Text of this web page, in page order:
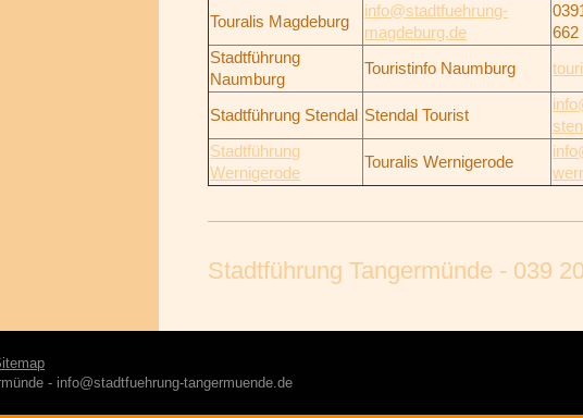
Touralis Magdeburg
info@stadtfuehrung-
magdeburg.de
662
Stadtführung
Naumburg
Touristinfo Naumburg
Stadtführung Stendal Stendal Tourist
Stadtführung
Wernigerode
Touralis Wernigerode
Stadtführung Tangermünde - 039
- info@stadtfuehrung-tangermuende.de